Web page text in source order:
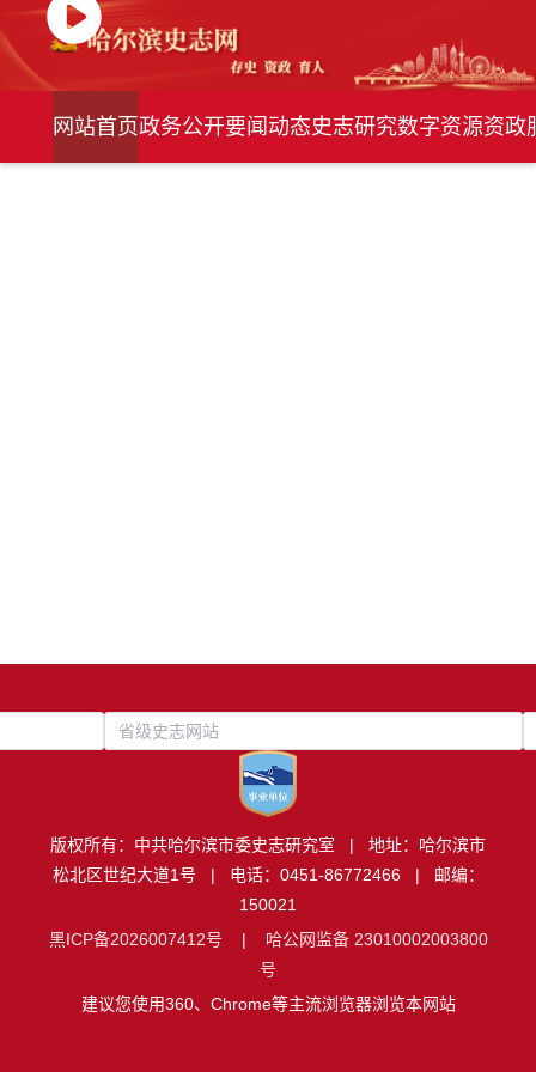
网站首页政务公开要闻动态史志研究数字资源资政
省级史志网站
版权所有：中共哈尔滨市委史志研究室 | 地址：哈尔滨市
松北区世纪大道1号 | 电话：0451-86772466 | 邮编：
150021
黑ICP备2026007412号 | 哈公网监备 23010002003800
号
建议您使用360、Chrome等主流浏览器浏览本网站